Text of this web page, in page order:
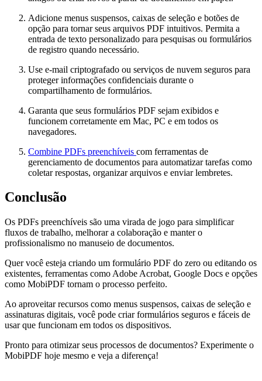
Adicione menus suspensos, caixas de seleção e botões de
opção para tornar seus arquivos PDF intuitivos. Permita a
entrada de texto personalizado para pesquisas ou formulários
de registro quando necessário.
Use e-mail criptografado ou serviços de nuvem seguros para
proteger informações confidenciais durante o
compartilhamento de formulários.
Garanta que seus formulários PDF sejam exibidos e
funcionem corretamente em Mac, PC e em todos os
navegadores.
Combine PDFs preenchíveis com ferramentas de
gerenciamento de documentos para automatizar tarefas como
coletar respostas, organizar arquivos e enviar lembretes.
Conclusão
Os PDFs preenchíveis são uma virada de jogo para simplificar
fluxos de trabalho, melhorar a colaboração e manter o
profissionalismo no manuseio de documentos.
Quer você esteja criando um formulário PDF do zero ou editando os
existentes, ferramentas como Adobe Acrobat, Google Docs e opções
como MobiPDF tornam o processo perfeito.
Ao aproveitar recursos como menus suspensos, caixas de seleção e
assinaturas digitais, você pode criar formulários seguros e fáceis de
usar que funcionam em todos os dispositivos.
Pronto para otimizar seus processos de documentos? Experimente o
MobiPDF hoje mesmo e veja a diferença!